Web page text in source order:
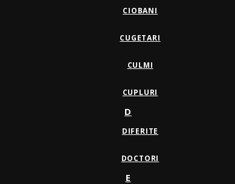
CIOBANI
CUGETARI
CULMI
CUPLURI
D
DIFERITE
DOCTORI
E